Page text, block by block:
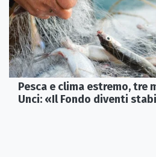
Pesca e clima estremo, tre
Unci: «Il Fondo diventi